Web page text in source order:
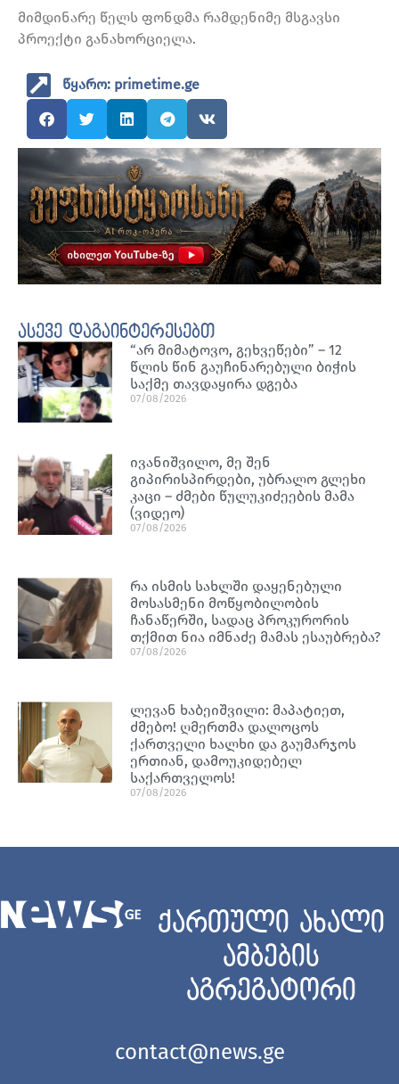
მიმდინარე წელს ფონდმა რამდენიმე მსგავსი
პროექტი განახორციელა.
წყარო: primetime.ge
ასევე დაგაინტერესებთ
“არ მიმატოვო, გეხვეწები” – 12
წლის წინ გაუჩინარებული ბიჭის
საქმე თავდაყირა დგება
07/08/2026
ივანიშვილო, მე შენ
გიპირისპირდები, უბრალო გლეხი
კაცი – ძმები წულუკიძეების მამა
(ვიდეო)
07/08/2026
რა ისმის სახლში დაყენებული
მოსასმენი მოწყობილობის
ჩანაწერში, სადაც პროკურორის
თქმით ნია იმნაძე მამას ესაუბრება?
07/08/2026
ლევან ხაბეიშვილი: მაპატიეთ,
ძმებო! ღმერთმა დალოცოს
ქართველი ხალხი და გაუმარჯოს
ერთიან, დამოუკიდებელ
საქართველოს!
07/08/2026
ქართული ახალი
ამბების
აგრეგატორი
contact@news.ge